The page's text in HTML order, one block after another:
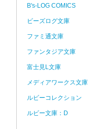
B's-LOG COMICS
ビーズログ文庫
ファミ通文庫
ファンタジア文庫
富士見L文庫
メディアワークス文庫
ルビーコレクション
ルビー文庫：D